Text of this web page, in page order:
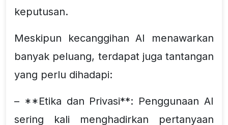
keputusan.
Meskipun kecanggihan AI menawarkan
banyak peluang, terdapat juga tantangan
yang perlu dihadapi:
– **Etika dan Privasi**: Penggunaan AI
sering kali menghadirkan pertanyaan